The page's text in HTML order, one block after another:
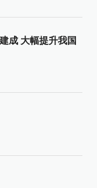
成 大幅提升我国